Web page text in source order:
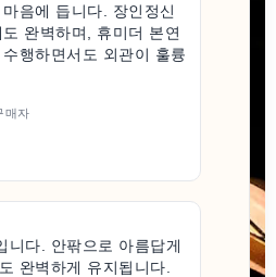
음에 듭니다. 장인정신
완벽하며, 휴미더 본연
행하면서도 외관이 훌륭
매자
니다. 안팎으로 아름답게
완벽하게 유지됩니다.